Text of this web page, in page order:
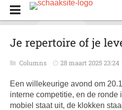
Je repertoire of je
Columns 28 maart 2025 23:24
Een willekeurige avond om
interne competitie, en de ronde
mobiel staat uit, de klokken